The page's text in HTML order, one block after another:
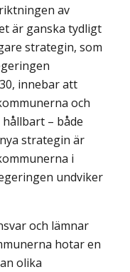
av
är ganska tydligt
strategin, som
innebar att
och
– både
strategin är
i
undviker
och lämnar
hotar en
olika